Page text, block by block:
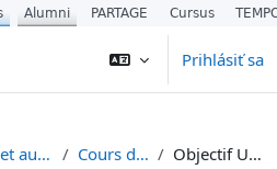
Prihlásiť sa
Formation continue et autres enseignements Cours du CIREFE Objectif Universitaire
Alumni PARTAGE Cursus